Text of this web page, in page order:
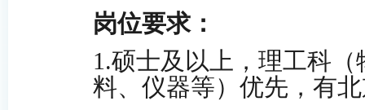
岗位要求：
1 .硕士及以上，理工科
料、仪器等）优先， 有